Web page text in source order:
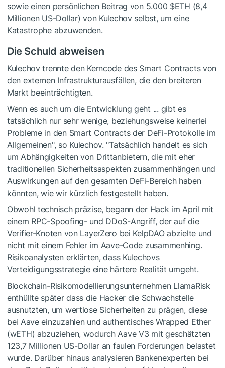
sowie einen persönlichen Beitrag von 5.000 $ETH (8,4
Millionen US-Dollar) von Kulechov selbst, um eine
Katastrophe abzuwenden.
Die Schuld abweisen
Kulechov trennte den Kerncode des Smart Contracts von
den externen Infrastrukturausfällen, die den breiteren
Markt beeinträchtigten.
Wenn es auch um die Entwicklung geht ... gibt es
tatsächlich nur sehr wenige, beziehungsweise keinerlei
Probleme in den Smart Contracts der DeFi-Protokolle im
Allgemeinen", so Kulechov. "Tatsächlich handelt es sich
um Abhängigkeiten von Drittanbietern, die mit eher
traditionellen Sicherheitsaspekten zusammenhängen und
Auswirkungen auf den gesamten DeFi-Bereich haben
könnten, wie wir kürzlich festgestellt haben.
Obwohl technisch präzise, begann der Hack im April mit
einem RPC-Spoofing- und DDoS-Angriff, der auf die
Verifier-Knoten von LayerZero bei KelpDAO abzielte und
nicht mit einem Fehler im Aave-Code zusammenhing.
Risikoanalysten erklärten, dass Kulechovs
Verteidigungsstrategie eine härtere Realität umgeht.
Blockchain-Risikomodellierungsunternehmen LlamaRisk
enthüllte später dass die Hacker die Schwachstelle
ausnutzten, um wertlose Sicherheiten zu prägen, diese
bei Aave einzuzahlen und authentisches Wrapped Ether
(wETH) abzuziehen, wodurch Aave V3 mit geschätzten
123,7 Millionen US-Dollar an faulen Forderungen belastet
wurde. Darüber hinaus analysieren Bankenexperten bei